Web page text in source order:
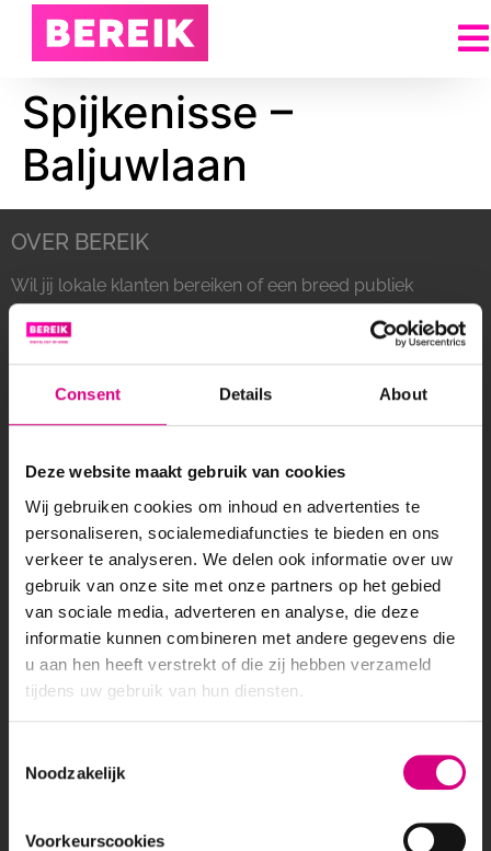
Consent Details About
Deze website maakt gebruik van cookies
Wij gebruiken cookies om inhoud en advertenties te
personaliseren, socialemediafuncties te bieden en ons
verkeer te analyseren. We delen ook informatie over uw
gebruik van onze site met onze partners op het gebied
van sociale media, adverteren en analyse, die deze
informatie kunnen combineren met andere gegevens die
u aan hen heeft verstrekt of die zij hebben verzameld
tijdens uw gebruik van hun diensten.
Selection
Noodzakelijk
Voorkeurscookies
Spijkenisse –
Baljuwlaan
OVER BEREIK
Wil jij lokale klanten bereiken of een breed publiek
aanspreken met een reclamecampagne? Bereik
heeft een groot netwerk van digitale schermen
langs drukbezochte (snel)wegen in Nederland.
Aanmelden nieuwsbrief
ADVERTEERMOGELIJKHEDEN
Buitenreclame
Abri
Billboard
Lichtmast reclame
Out Of Home reclame
Snelwegreclame